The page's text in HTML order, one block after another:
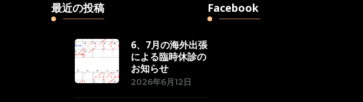
最近の投稿
6、7月の海外出張
による臨時休診の
お知らせ
2026年6月12日
Facebook